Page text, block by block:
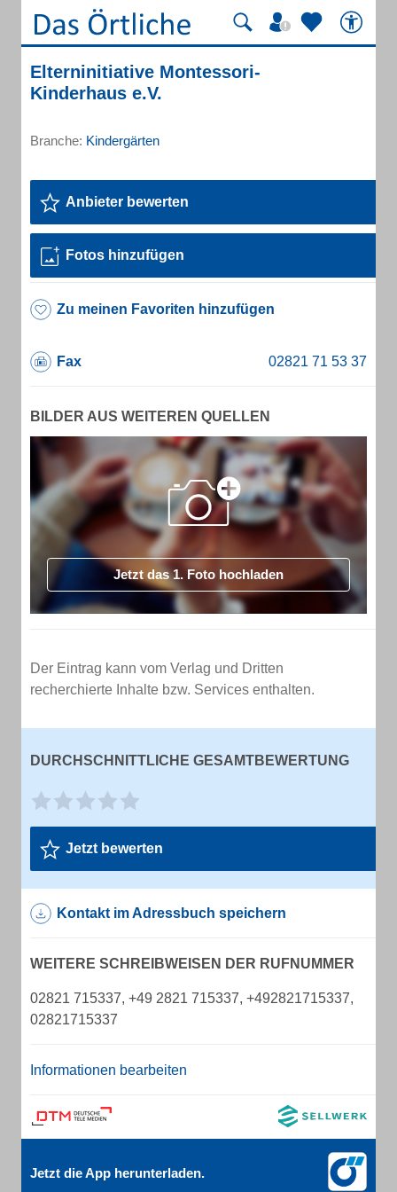
Elterninitiative Montessori-
Kinderhaus e.V.
Branche: Kindergärten
Anbieter bewerten
Fotos hinzufügen
Zu meinen Favoriten hinzufügen
Fax
BILDER AUS WEITEREN QUELLEN
Jetzt das 1. Foto hochladen
Der Eintrag kann vom Verlag und Dritten
recherchierte Inhalte bzw. Services enthalten.
DURCHSCHNITTLICHE GESAMTBEWERTUNG
Jetzt bewerten
Kontakt im Adressbuch speichern
WEITERE SCHREIBWEISEN DER RUFNUMMER
02821 715337, +49 2821 715337, +492821715337,
02821715337
Informationen bearbeiten
Jetzt die App herunterladen.